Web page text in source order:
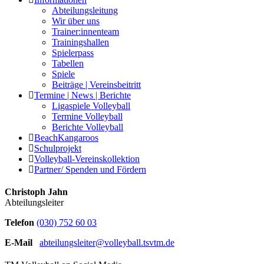
Abteilungsleitung
Wir über uns
Trainer:innenteam
Trainingshallen
Spielerpass
Tabellen
Spiele
Beiträge | Vereinsbeitritt
Termine | News | Berichte
Ligaspiele Volleyball
Termine Volleyball
Berichte Volleyball
BeachKangaroos
Schulprojekt
Volleyball-Vereinskollektion
Partner/ Spenden und Fördern
Christoph Jahn
Abteilungsleiter
Telefon (030) 752 60 03
E-Mail abteilungsleiter@volleyball.tsvtm.de